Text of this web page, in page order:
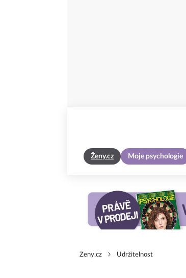
Ženy.cz Moje psychologie
Zeny.cz Udržitelnost